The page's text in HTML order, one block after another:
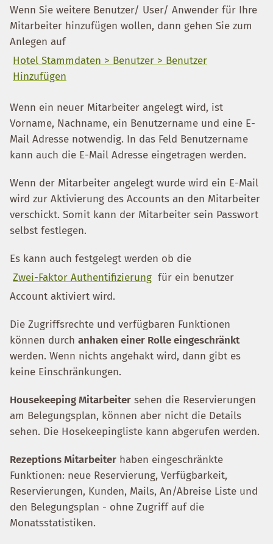
Wenn Sie weitere Benutzer/ User/ Anwender für Ihre
Mitarbeiter hinzufügen wollen, dann gehen Sie zum
Anlegen auf
Hotel Stammdaten > Benutzer > Benutzer
Hinzufügen
Wenn ein neuer Mitarbeiter angelegt wird, ist
Vorname, Nachname, ein Benutzername und eine E-
Mail Adresse notwendig. In das Feld Benutzername
kann auch die E-Mail Adresse eingetragen werden.
Wenn der Mitarbeiter angelegt wurde wird ein E-Mail
wird zur Aktivierung des Accounts an den Mitarbeiter
verschickt. Somit kann der Mitarbeiter sein Passwort
selbst festlegen.
Es kann auch festgelegt werden ob die
Zwei-Faktor Authentifizierung für ein benutzer
Account aktiviert wird.
Die Zugriffsrechte und verfügbaren Funktionen
können durch anhaken einer Rolle eingeschränkt
werden. Wenn nichts angehakt wird, dann gibt es
keine Einschränkungen.
Housekeeping Mitarbeiter sehen die Reservierungen
am Belegungsplan, können aber nicht die Details
sehen. Die Hosekeepingliste kann abgerufen werden.
Rezeptions Mitarbeiter haben eingeschränkte
Funktionen: neue Reservierung, Verfügbarkeit,
Reservierungen, Kunden, Mails, An/Abreise Liste und
den Belegungsplan - ohne Zugriff auf die
Monatsstatistiken.